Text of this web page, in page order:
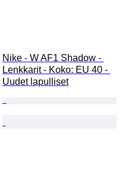
Nike - W AF1 Shadow -
Lenkkarit - Koko: EU 40 -
Uudet lapulliset